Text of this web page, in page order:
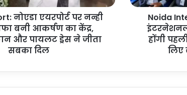
नोएडा एयरपोर्ट पर नन्ही
बनी आकर्षण का केंद्र,
और पायलट ड्रेस ने जीता
सबका दिल
को
के
Noida
इंटरनेशनल
होंगी
लिए